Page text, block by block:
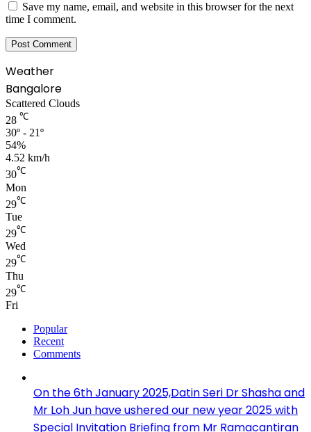
Save my name, email, and website in this browser for the next
time I comment.
Weather
Bangalore
Scattered Clouds
28 ℃
30º - 21º
54%
4.52 km/h
30℃
Mon
29℃
Tue
29℃
Wed
29℃
Thu
29℃
Fri
Popular
Recent
Comments
On the 6th January 2025,Datin Seri Dr Shasha and
Mr Loh Jun have ushered our new year 2025 with
Special Invitation Briefing from Mr Ramacantiran